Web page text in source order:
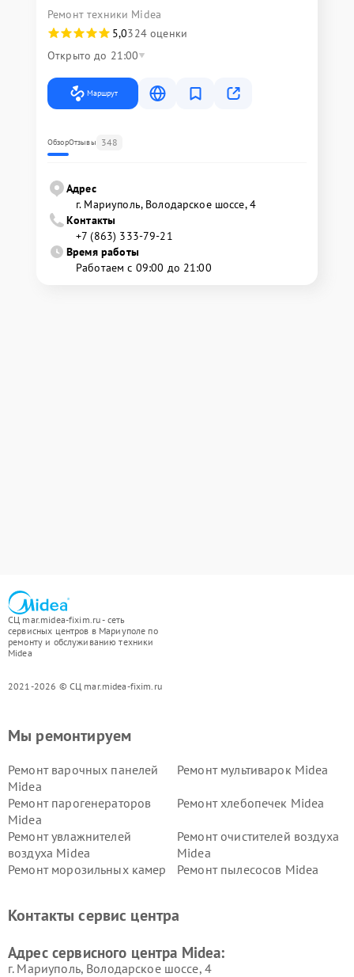
Ремонт техники Midea
5,0324 оценки
Открыто до 21:00
Маршрут
ОбзорОтзывы 348
Адрес
г. Мариуполь, Володарское шоссе, 4
Контакты
+7 (863) 333-79-21
Время работы
Работаем с 09:00 до 21:00
СЦ mar.midea-fixim.ru - сеть
сервисных центров в Мариуполе по
ремонту и обслуживанию техники
Midea
2021-2026 © СЦ mar.midea-fixim.ru
Мы ремонтируем
Ремонт варочных панелей
Midea
Ремонт мультиварок Midea
Ремонт парогенераторов
Midea
Ремонт хлебопечек Midea
Ремонт увлажнителей
воздуха Midea
Ремонт очистителей воздуха
Midea
Ремонт морозильных камер
Ремонт пылесосов Midea
пылесосов Midea
Midea
Контакты сервис центра
Адрес сервисного центра Midea:
г. Мариуполь, Володарское шоссе, 4